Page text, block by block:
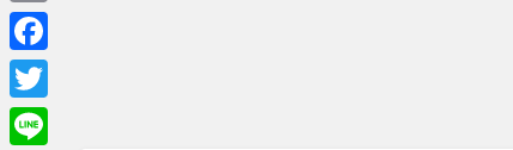
Email
Facebook
Twitter